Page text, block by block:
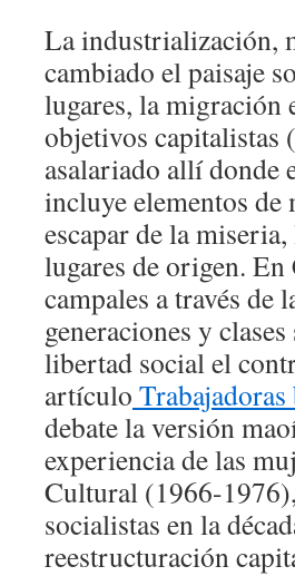
La industrialización,
cambiado el paisaje
lugares, la migración
objetivos capitalistas
asalariado allí donde
incluye elementos
escapar de la
lugares de origen. En
campales a través de
generaciones y
libertad social el
artículo
debate la versión
experiencia de las
Cultural (1966-
socialistas en la
reestructuración